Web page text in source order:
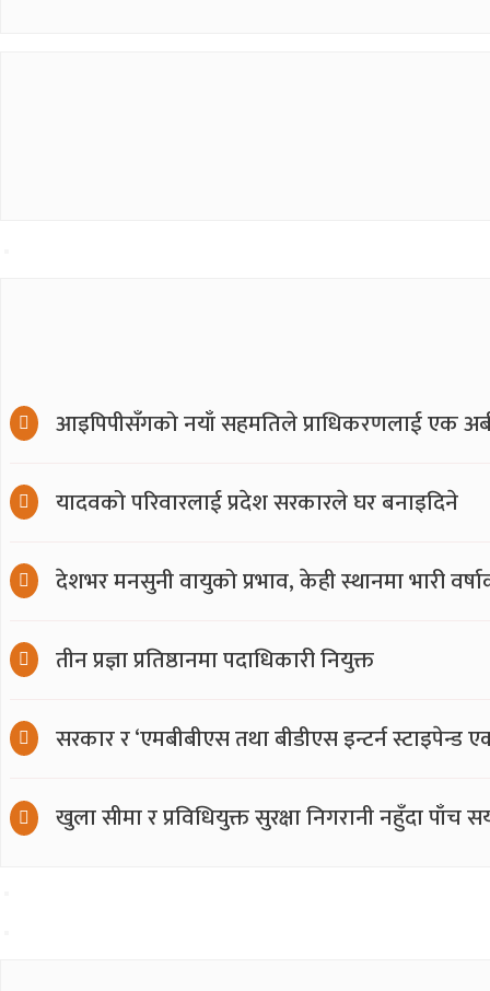
आइपिपीसँगको नयाँ सहमतिले प्राधिकरणलाई एक
यादवको परिवारलाई प्रदेश सरकारले घर बनाइदिने
देशभर मनसुनी वायुको प्रभाव, केही स्थानमा भारी
तीन प्रज्ञा प्रतिष्ठानमा पदाधिकारी नियुक्त
सरकार र ‘एमबीबीएस तथा बीडीएस इन्टर्न
खुला सीमा र प्रविधियुक्त सुरक्षा निगरानी नहुँदा पाँच